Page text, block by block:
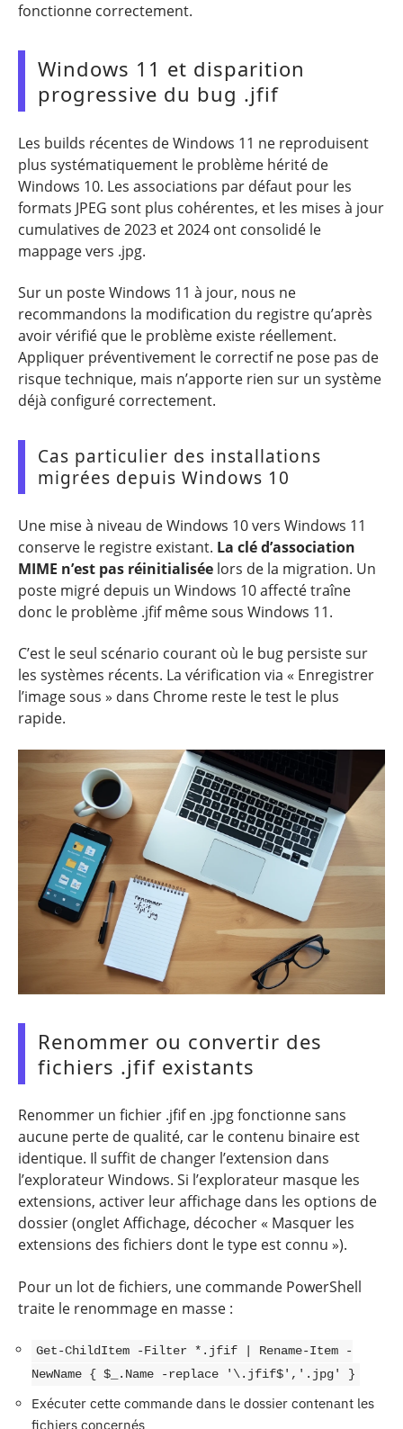
fonctionne correctement.
Windows 11 et disparition
progressive du bug .jfif
Les builds récentes de Windows 11 ne reproduisent
plus systématiquement le problème hérité de
Windows 10. Les associations par défaut pour les
formats JPEG sont plus cohérentes, et les mises à jour
cumulatives de 2023 et 2024 ont consolidé le
mappage vers .jpg.
Sur un poste Windows 11 à jour, nous ne
recommandons la modification du registre qu’après
avoir vérifié que le problème existe réellement.
Appliquer préventivement le correctif ne pose pas de
risque technique, mais n’apporte rien sur un système
déjà configuré correctement.
Cas particulier des installations
migrées depuis Windows 10
Une mise à niveau de Windows 10 vers Windows 11
conserve le registre existant. La clé d’association
MIME n’est pas réinitialisée lors de la migration. Un
poste migré depuis un Windows 10 affecté traîne
donc le problème .jfif même sous Windows 11.
C’est le seul scénario courant où le bug persiste sur
les systèmes récents. La vérification via « Enregistrer
l’image sous » dans Chrome reste le test le plus
rapide.
Renommer ou convertir des
fichiers .jfif existants
Renommer un fichier .jfif en .jpg fonctionne sans
aucune perte de qualité, car le contenu binaire est
identique. Il suffit de changer l’extension dans
l’explorateur Windows. Si l’explorateur masque les
extensions, activer leur affichage dans les options de
dossier (onglet Affichage, décocher « Masquer les
extensions des fichiers dont le type est connu »).
Pour un lot de fichiers, une commande PowerShell
traite le renommage en masse :
Get-ChildItem -Filter *.jfif | Rename-Item -
NewName { $_.Name -replace '\.jfif$','.jpg' }
Exécuter cette commande dans le dossier contenant les
fichiers concernés